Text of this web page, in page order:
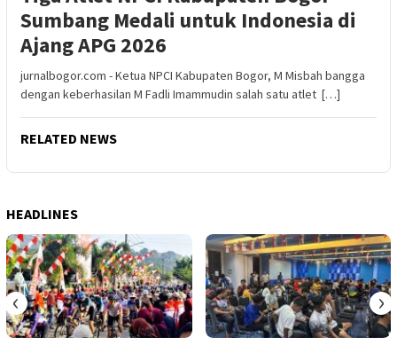
Sumbang Medali untuk Indonesia di
Ajang APG 2026
jurnalbogor.com - Ketua NPCI Kabupaten Bogor, M Misbah bangga
dengan keberhasilan M Fadli Imammudin salah satu atlet […]
RELATED NEWS
HEADLINES
‹ ›